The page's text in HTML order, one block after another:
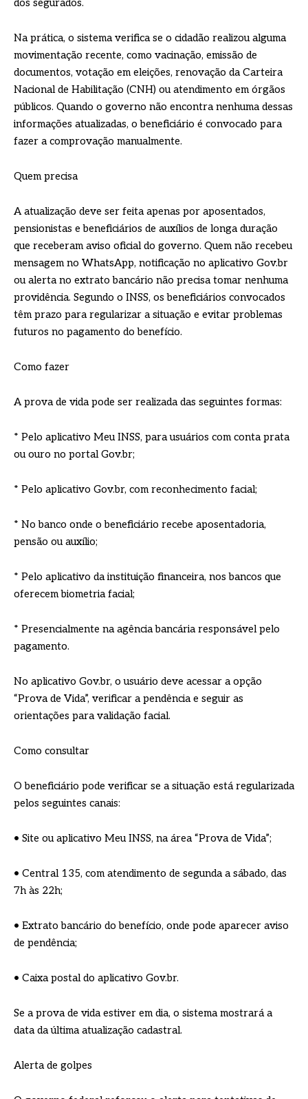
dos segurados.
Na prática, o sistema verifica se o cidadão realizou alguma
movimentação recente, como vacinação, emissão de
documentos, votação em eleições, renovação da Carteira
Nacional de Habilitação (CNH) ou atendimento em órgãos
públicos. Quando o governo não encontra nenhuma dessas
informações atualizadas, o beneficiário é convocado para
fazer a comprovação manualmente.
Quem precisa
A atualização deve ser feita apenas por aposentados,
pensionistas e beneficiários de auxílios de longa duração
que receberam aviso oficial do governo. Quem não recebeu
mensagem no WhatsApp, notificação no aplicativo Gov.br
ou alerta no extrato bancário não precisa tomar nenhuma
providência. Segundo o INSS, os beneficiários convocados
têm prazo para regularizar a situação e evitar problemas
futuros no pagamento do benefício.
Como fazer
A prova de vida pode ser realizada das seguintes formas:
* Pelo aplicativo Meu INSS, para usuários com conta prata
ou ouro no portal Gov.br;
* Pelo aplicativo Gov.br, com reconhecimento facial;
* No banco onde o beneficiário recebe aposentadoria,
pensão ou auxílio;
* Pelo aplicativo da instituição financeira, nos bancos que
oferecem biometria facial;
* Presencialmente na agência bancária responsável pelo
pagamento.
No aplicativo Gov.br, o usuário deve acessar a opção
“Prova de Vida”, verificar a pendência e seguir as
orientações para validação facial.
Como consultar
O beneficiário pode verificar se a situação está regularizada
pelos seguintes canais:
• Site ou aplicativo Meu INSS, na área “Prova de Vida”;
• Central 135, com atendimento de segunda a sábado, das
7h às 22h;
• Extrato bancário do benefício, onde pode aparecer aviso
de pendência;
• Caixa postal do aplicativo Gov.br.
Se a prova de vida estiver em dia, o sistema mostrará a
data da última atualização cadastral.
Alerta de golpes